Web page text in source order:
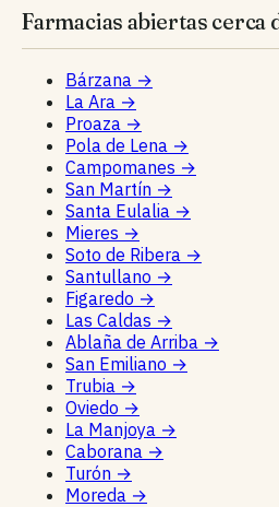
Farmacias abiertas cerca
Bárzana →
La Ara →
Proaza →
Pola de Lena →
Campomanes →
San Martín →
Santa Eulalia →
Mieres →
Soto de Ribera →
Santullano →
Figaredo →
Las Caldas →
Ablaña de Arriba →
San Emiliano →
Trubia →
Oviedo →
La Manjoya →
Caborana →
Turón →
Moreda →